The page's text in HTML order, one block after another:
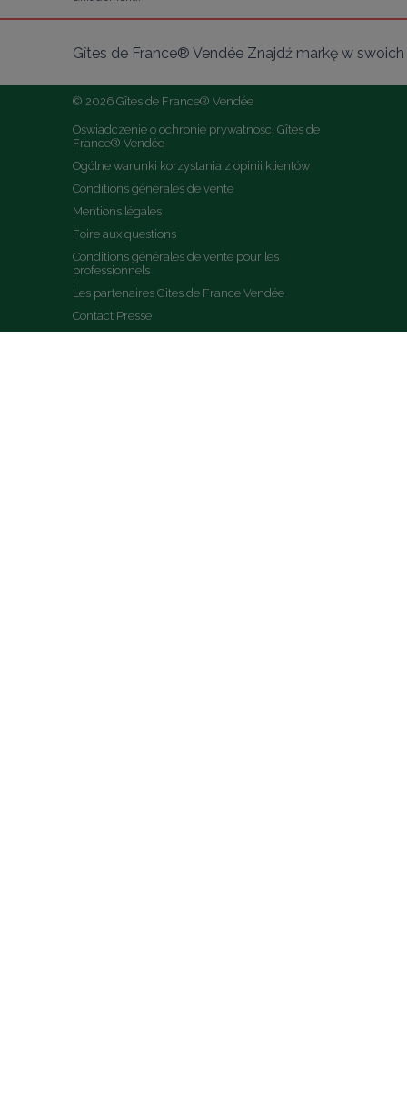
Gîtes de France® Vendée Znajdź markę w
© 2026 Gîtes de France® Vendée
Oświadczenie o ochronie prywatności Gîtes de
France® Vendée
Ogólne warunki korzystania z opinii klientów
Conditions générales de vente
Mentions légales
Foire aux questions
Conditions générales de vente pour les
professionnels
Les partenaires Gites de France Vendée
Contact Presse